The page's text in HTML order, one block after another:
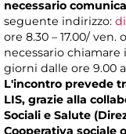
necessario
seguente indirizzo:
ore 8.30 – 17.00/ ven.
necessario chiamare
giorni dalle ore 9.00
L'incontro prevede
LIS, grazie alla
Sociali e Salute
Cooperativa sociale